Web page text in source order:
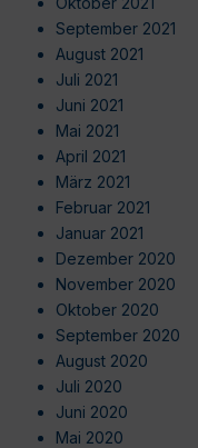
September 2021
August 2021
Juli 2021
Juni 2021
Mai 2021
April 2021
März 2021
Februar 2021
Januar 2021
Dezember 2020
November 2020
Oktober 2020
September 2020
August 2020
Juli 2020
Juni 2020
Mai 2020